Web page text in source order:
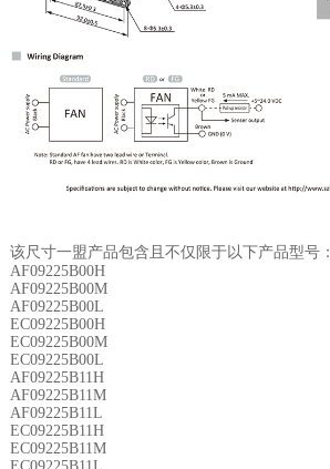
该尺寸一盟产品包含且不仅限于以下产品型号：
AF09225B00H
AF09225B00M
AF09225B00L
EC09225B00H
EC09225B00M
EC09225B00L
AF09225B11H
AF09225B11M
AF09225B11L
EC09225B11H
EC09225B11M